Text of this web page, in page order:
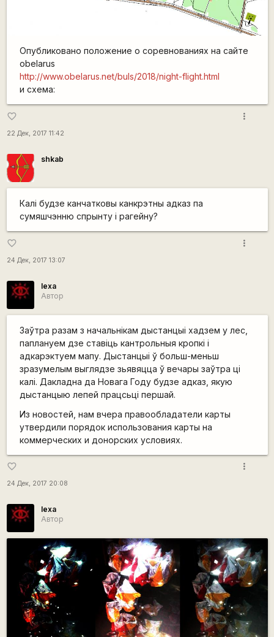
Опубликовано положение о соревнованиях на сайте
obelarus
http://www.obelarus.net/buls/2018/night-flight.html
и схема:
favorite_border
22 Дек, 2017 11:42
more_vert
shkab
Калі будзе канчатковы канкрэтны адказ па
сумяшчэнню спрынту і рагейну?
favorite_border
24 Дек, 2017 13:07
more_vert
lexa
Автор
Заўтра разам з начальнікам дыстанцыі хадзем у лес,
паплануем дзе ставіць кантрольныя кропкі і
адкарэктуем мапу. Дыстанцыі ў больш-меньш
зразумелым выглядзе зьявяцца ў вечары заўтра ці
калі. Дакладна да Новага Году будзе адказ, якую
дыстанцыю лепей працсьці першай.
Из новостей, нам вчера правообладатели карты
утвердили порядок использования карты на
коммерческих и донорских условиях.
favorite_border
24 Дек, 2017 20:08
more_vert
lexa
Автор